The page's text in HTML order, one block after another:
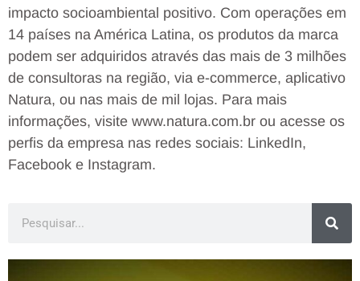
impacto socioambiental positivo. Com operações em
14 países na América Latina, os produtos da marca
podem ser adquiridos através das mais de 3 milhões
de consultoras na região, via e-commerce, aplicativo
Natura, ou nas mais de mil lojas. Para mais
informações, visite www.natura.com.br ou acesse os
perfis da empresa nas redes sociais: LinkedIn,
Facebook e Instagram.